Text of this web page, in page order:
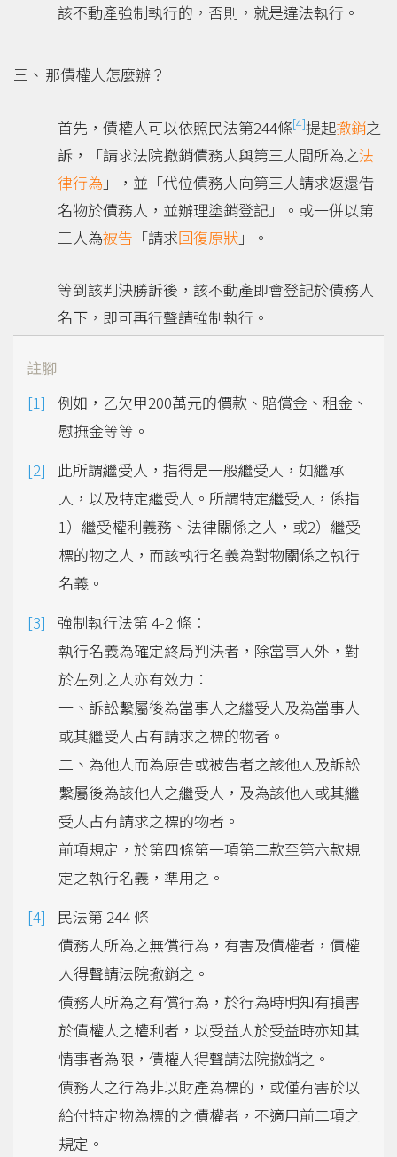
該不動產強制執行的，否則，就是違法執行。
那債權人怎麼辦？
首先，債權人可以依照民法第244條[4]提起撤銷之
訴，「請求法院撤銷債務人與第三人間所為之法
律行為 」，並「代位債務人向第三人請求返還借
名物於債務人，並辦理塗銷登記」。或一併以第
三人為被告 「請求回復原狀 」。
等到該判決勝訴後，該不動產即會登記於債務人
名下，即可再行聲請強制執行。
註腳
例如，乙欠甲200萬元的價款、賠償金、租金、
慰撫金等等。
此所謂繼受人，指得是一般繼受人，如繼承
人，以及特定繼受人。所謂特定繼受人，係指
1）繼受權利義務、法律關係之人，或2）繼受
標的物之人，而該執行名義為對物關係之執行
名義。
強制執行法第 4-2 條︰
執行名義為確定終局判決者，除當事人外，對
於左列之人亦有效力：
一、訴訟繫屬後為當事人之繼受人及為當事人
或其繼受人占有請求之標的物者。
二、為他人而為原告或被告者之該他人及訴訟
繫屬後為該他人之繼受人，及為該他人或其繼
受人占有請求之標的物者。
前項規定，於第四條第一項第二款至第六款規
定之執行名義，準用之。
民法第 244 條
債務人所為之無償行為，有害及債權者，債權
人得聲請法院撤銷之。
債務人所為之有償行為，於行為時明知有損害
於債權人之權利者，以受益人於受益時亦知其
情事者為限，債權人得聲請法院撤銷之。
債務人之行為非以財產為標的，或僅有害於以
給付特定物為標的之債權者，不適用前二項之
規定。